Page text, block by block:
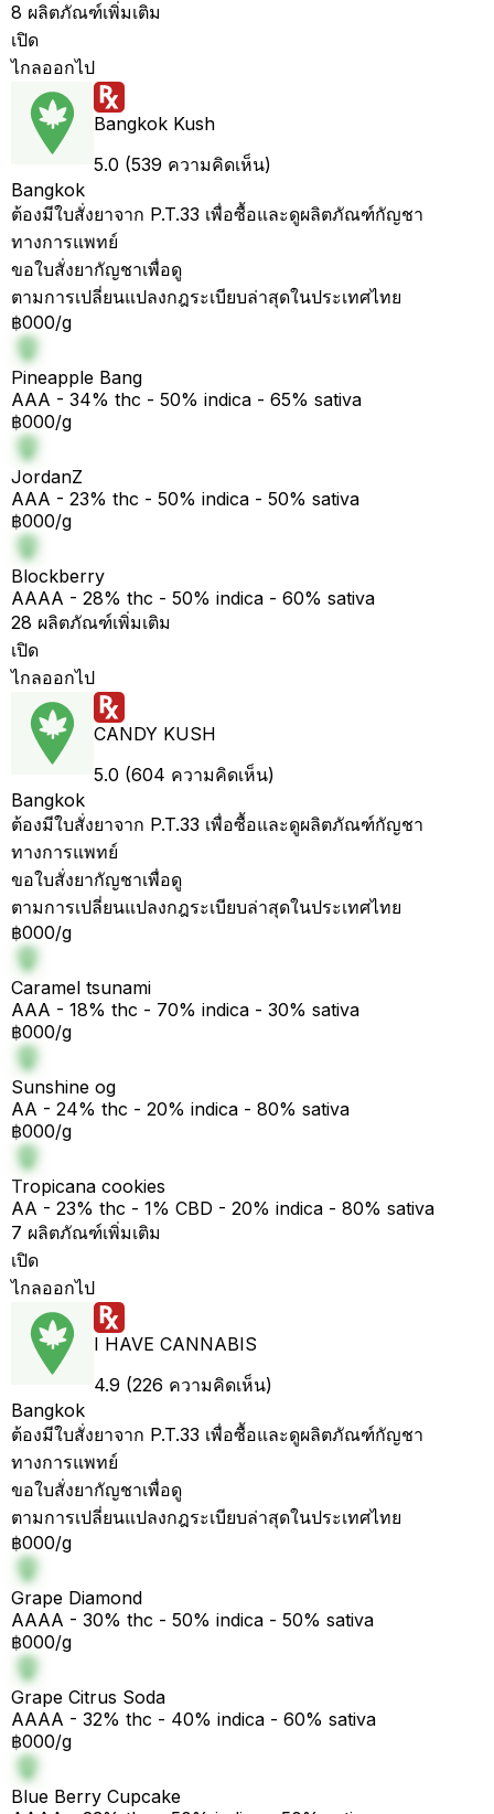
8 ผลิตภัณฑ์เพิ่มเติม
เปิด
ไกลออกไป
Bangkok Kush
5.0 (539 ความคิดเห็น)
Bangkok
ต้องมีใบสั่งยาจาก P.T.33 เพื่อซื้อและดูผลิตภัณฑ์กัญชา
ทางการแพทย์
ขอใบสั่งยากัญชาเพื่อดู
ตามการเปลี่ยนแปลงกฎระเบียบล่าสุดในประเทศไทย
฿000/g
Pineapple Bang
AAA - 34% thc - 50% indica - 65% sativa
฿000/g
JordanZ
AAA - 23% thc - 50% indica - 50% sativa
฿000/g
Blockberry
AAAA - 28% thc - 50% indica - 60% sativa
28 ผลิตภัณฑ์เพิ่มเติม
เปิด
ไกลออกไป
CANDY KUSH
5.0 (604 ความคิดเห็น)
Bangkok
ต้องมีใบสั่งยาจาก P.T.33 เพื่อซื้อและดูผลิตภัณฑ์กัญชา
ทางการแพทย์
ขอใบสั่งยากัญชาเพื่อดู
ตามการเปลี่ยนแปลงกฎระเบียบล่าสุดในประเทศไทย
฿000/g
Caramel tsunami
AAA - 18% thc - 70% indica - 30% sativa
฿000/g
Sunshine og
AA - 24% thc - 20% indica - 80% sativa
฿000/g
Tropicana cookies
AA - 23% thc - 1% CBD - 20% indica - 80% sativa
7 ผลิตภัณฑ์เพิ่มเติม
เปิด
ไกลออกไป
I HAVE CANNABIS
4.9 (226 ความคิดเห็น)
Bangkok
ต้องมีใบสั่งยาจาก P.T.33 เพื่อซื้อและดูผลิตภัณฑ์กัญชา
ทางการแพทย์
ขอใบสั่งยากัญชาเพื่อดู
ตามการเปลี่ยนแปลงกฎระเบียบล่าสุดในประเทศไทย
฿000/g
Grape Diamond
AAAA - 30% thc - 50% indica - 50% sativa
฿000/g
Grape Citrus Soda
AAAA - 32% thc - 40% indica - 60% sativa
฿000/g
Blue Berry Cupcake